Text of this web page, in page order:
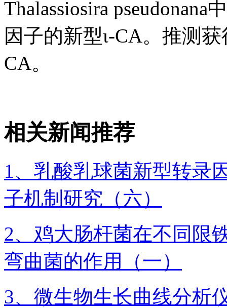
Thalassiosira
因子的新型ι-CA。推测
CA。
相关新闻推荐
1、乳酸乳球菌新型转录
子机制研究（六）
2、鸡大肠杆菌在不同限
弯曲菌的作用（一）
3、微生物生长曲线分析